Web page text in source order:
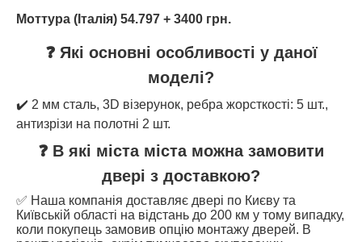
Моттура (Італія) 54.797 + 3400 грн.
❓ Які основні особливості у даної
моделі?
✔️ 2 мм сталь, 3D візерунок, ребра жорсткості: 5 шт.,
антизрізи на полотні 2 шт.
❓ В які міста міста можна замовити
двері з доставкою?
✅ Наша компанія доставляє двері по Києву та
Київській області на відстань до 200 км у тому випадку,
коли покупець замовив опцію монтажу дверей. В